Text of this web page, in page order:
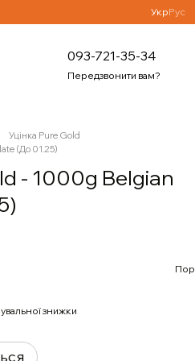
УкрРус
093-721-35-34
Передзвонити вам?
Уцінка Pure Gold
(До 01.25)
- 1000g Belgian
знижки